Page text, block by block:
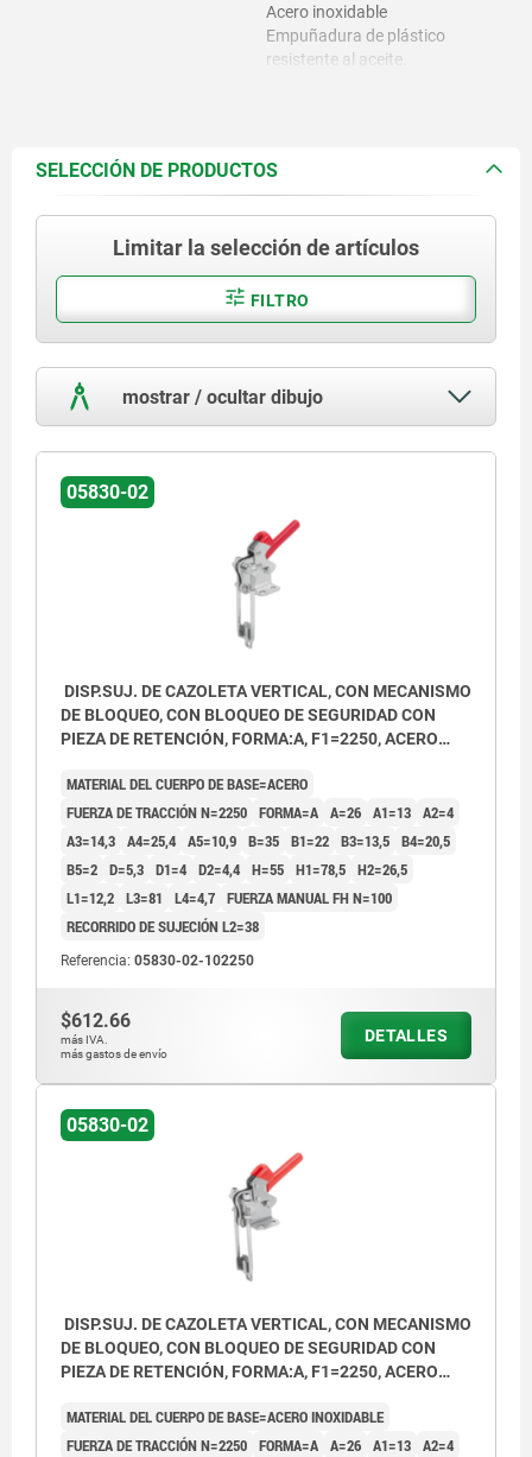
Acero inoxidable
Empuñadura de plástico
resistente al aceite.
SELECCIÓN DE PRODUCTOS
Limitar la selección de artículos
FILTRO
mostrar / ocultar dibujo
05830-02
DISP.SUJ. DE CAZOLETA VERTICAL, CON MECANISMO
DE BLOQUEO, CON BLOQUEO DE SEGURIDAD CON
PIEZA DE RETENCIÓN, FORMA:A, F1=2250, ACERO
ACEITE
MATERIAL DEL CUERPO DE BASE=ACERO
FUERZA DE TRACCIÓN N=2250 FORMA=A A=26 A1=13 A2=4
A3=14,3 A4=25,4 A5=10,9 B=35 B1=22 B3=13,5 B4=20,5
B5=2 D=5,3 D1=4 D2=4,4 H=55 H1=78,5 H2=26,5
L1=12,2 L3=81 L4=4,7 FUERZA MANUAL FH N=100
RECORRIDO DE SUJECIÓN L2=38
Referencia: 05830-02-102250
$612.66
más IVA.
más gastos de envío
DETALLES
05830-02
DISP.SUJ. DE CAZOLETA VERTICAL, CON MECANISMO
DE BLOQUEO, CON BLOQUEO DE SEGURIDAD CON
PIEZA DE RETENCIÓN, FORMA:A, F1=2250, ACERO
ROJO RESISTENTE AL ACEITE
MATERIAL DEL CUERPO DE BASE=ACERO INOXIDABLE
FUERZA DE TRACCIÓN N=2250 FORMA=A A=26 A1=13 A2=4